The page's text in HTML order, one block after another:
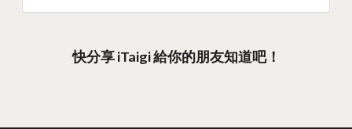
快分享 iTaigi 給你的朋友知道吧！